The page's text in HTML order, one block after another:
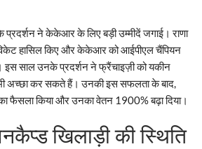
ने केकेआर के लिए बड़ी उम्मीदें जगाई। राणा
हासिल किए और केकेआर को आईपीएल चैंपियन
इस साल उनके प्रदर्शन ने फ्रैंचाइज़ी को यकीन
भी अच्छा कर सकते हैं। उनकी इस सफलता के बाद,
फैसला किया और उनका वेतन 1900% बढ़ा दिया।
खिलाड़ी की स्थिति